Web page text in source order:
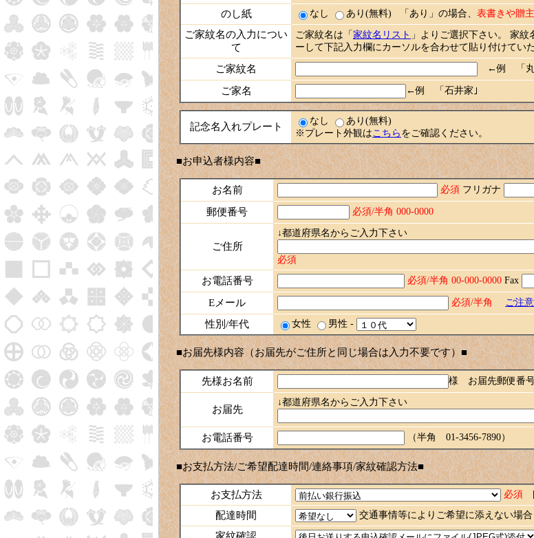
のし紙 なし あり(無料) 「あり」の場合、 表書きや贈主
ご家紋名の入力につい
て
ご家紋名は「 家紋名リスト 」よりご選択下さい。 家
ーして下記入力欄にカーソルを合わせて貼り付けてい
ご家紋名 ←例 「丸
ご家名 ←例 「石井家｣
記念名入れプレート
なし
あり(無料)
※プレート外観はこちら をご確認ください。
■お申込者様内容■
お名前 必須 フリガナ
郵便番号 必須/半角 000-0000
ご住所
↓都道府県名からご入力下さい
必須
お電話番号 必須/半角 00-000-0000 Fax
Eメール 必須/半角 ご注
性別/年代 女性 男性 -
■お届先様内容（お届先がご住所と同じ場合は入力不要です）■
先様お名前 様 お届先郵便番
お届先
↓都道府県名からご入力下さい
お電話番号 （半角 01-3456-7890）
■お支払方法/ご希望配達時間/連絡事項/家紋確認方法■
お支払方法 必須
配達時間 交通事情等によりご希望に添えない場合